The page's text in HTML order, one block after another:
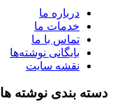
درباره ما
خدمات ما
تماس با ما
بایگانی نوشته‌ها
نقشه سایت
دسته بندی نوشته ها